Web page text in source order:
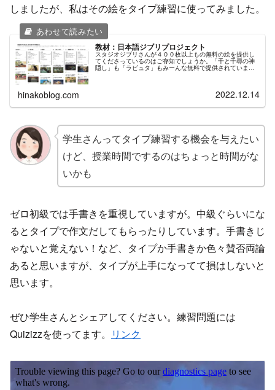
しましたが、私はその絵をタイプ練習に使ってみました。
教材：日本語ジブリプロジェクト
スタジオジブリさんが４００枚以上もの無料の絵を提供し
てくださっているのはご存知でしょうか。「千と千尋の神
隠し」も「ラピュタ」もみーんな無料で提供されていま
す。ちなみに常識の範囲で使用可能なのでお気をつけくだ
hinakoblog.com 2022.12.14
学生さんってタイプ練習する機会を与えたい
けど、授業時間でするのはちょっと時間がな
いかも
ゼロ初級では手書きを重視していますが。中級ぐらいにな
るとタイプで作文だしてもらったりしています。手書きじ
ゃないと覚えない！など、タイプか手書きか色々賛否両論
あると思いますが、タイプが上手になってて損はしないと
思います。
ぜひ学生さんとシェアしてください。練習問題には
Quizizzを使ってます。
リンク